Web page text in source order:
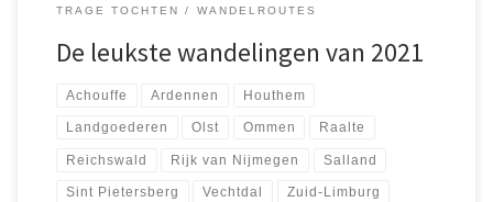
TRAGE TOCHTEN WANDELROUTES
De leukste wandelingen van 2021
Achouffe Ardennen Houthem
Landgoederen Olst Ommen Raalte
Reichswald Rijk van Nijmegen Salland
Sint Pietersberg Vechtdal Zuid-Limburg